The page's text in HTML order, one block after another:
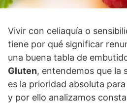
Vivir con celiaquía o
tiene por qué significar
una buena tabla de
Gluten, entendemos que la
es la prioridad absoluta
y por ello analizamos